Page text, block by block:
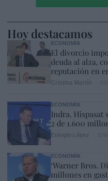
Hoy destacamos
ECONOMÍA
El divorcio
deuda al alza,
reputación en
ECONOMÍA
Indra. Hispasat
2 de 1.600
ECONOMÍA
‘Warner Bros.
millones en